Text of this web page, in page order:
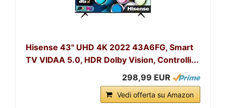
Hisense 43" UHD 4K 2022 43A6FG, Smart
TV VIDAA 5.0, HDR Dolby Vision, Controlli...
298,99 EUR
Vedi offerta su Amazon